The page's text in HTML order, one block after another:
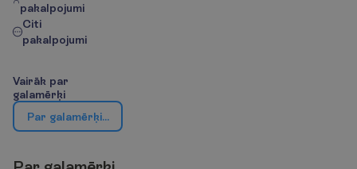
pakalpojumi
Citi
pakalpojumi
Vairāk par
galamērķi
Par galamērķi |